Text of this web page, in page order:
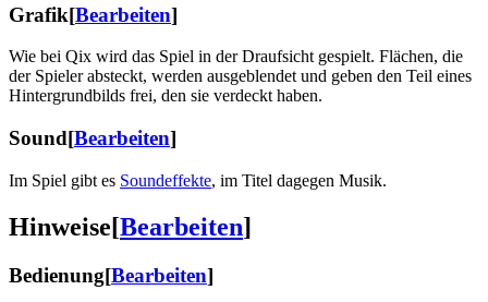
Grafik[Bearbeiten]
Wie bei Qix wird das Spiel in der Draufsicht gespielt. Flächen, die
der Spieler absteckt, werden ausgeblendet und geben den Teil eines
Hintergrundbilds frei, den sie verdeckt haben.
Sound[Bearbeiten]
Im Spiel gibt es Soundeffekte, im Titel dagegen Musik.
Hinweise[Bearbeiten]
Bedienung[Bearbeiten]